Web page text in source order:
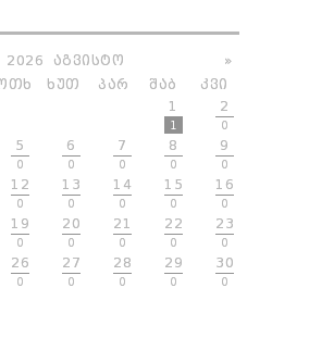
»
2026
ᲐᲒᲕᲘᲡᲢᲝ
ᲮᲣᲗ ᲞᲐᲠ ᲨᲐᲑ
ᲙᲕᲘ
1
1
2
0
5
0
6
0
7
0
8
0
9
0
12
0
13
0
14
0
15
0
16
0
19
0
20
0
21
0
22
0
23
0
26
0
27
0
28
0
29
0
30
0